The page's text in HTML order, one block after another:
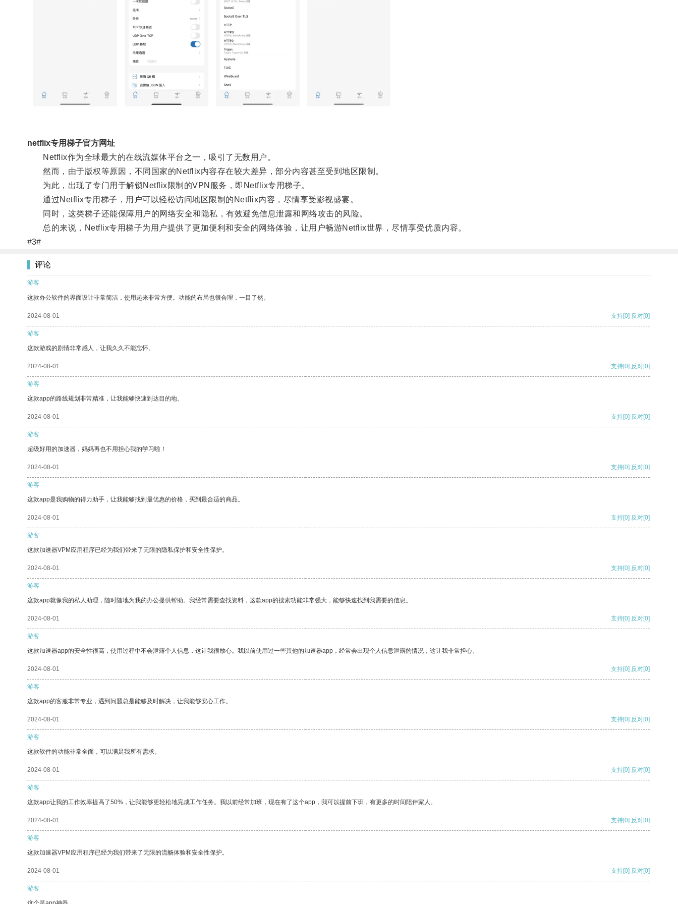
netflix专用梯子官方网址
Netflix作为全球最大的在线流媒体平台之一，吸引了无数用户。
然而，由于版权等原因，不同国家的Netflix内容存在较大差异，部分内容甚至受到地区限制。
为此，出现了专门用于解锁Netflix限制的VPN服务，即Netflix专用梯子。
通过Netflix专用梯子，用户可以轻松访问地区限制的Netflix内容，尽情享受影视盛宴。
同时，这类梯子还能保障用户的网络安全和隐私，有效避免信息泄露和网络攻击的风险。
总的来说，Netflix专用梯子为用户提供了更加便利和安全的网络体验，让用户畅游Netflix世界，尽情享受优质内容。
#3#
评论
游客
这款办公软件的界面设计非常简洁，使用起来非常方便。功能的布局也很合理，一目了然。
2024-08-01 支持[0] 反对[0]
游客
这款游戏的剧情非常感人，让我久久不能忘怀。
2024-08-01 支持[0] 反对[0]
游客
这款app的路线规划非常精准，让我能够快速到达目的地。
2024-08-01 支持[0] 反对[0]
游客
超级好用的加速器，妈妈再也不用担心我的学习啦！
2024-08-01 支持[0] 反对[0]
游客
这款app是我购物的得力助手，让我能够找到最优惠的价格，买到最合适的商品。
2024-08-01 支持[0] 反对[0]
游客
这款加速器VPM应用程序已经为我们带来了无限的隐私保护和安全性保护。
2024-08-01 支持[0] 反对[0]
游客
这款app就像我的私人助理，随时随地为我的办公提供帮助。我经常需要查找资料，这款app的搜索功能非常强大，能够快速找到我需要的信息。
2024-08-01 支持[0] 反对[0]
游客
这款加速器app的安全性很高，使用过程中不会泄露个人信息，这让我很放心。我以前使用过一些其他的加速器app，经常会出现个人信息泄露的情况，这让我非常担心。
2024-08-01 支持[0] 反对[0]
游客
这款app的客服非常专业，遇到问题总是能够及时解决，让我能够安心工作。
2024-08-01 支持[0] 反对[0]
游客
这款软件的功能非常全面，可以满足我所有需求。
2024-08-01 支持[0] 反对[0]
游客
这款app让我的工作效率提高了50%，让我能够更轻松地完成工作任务。我以前经常加班，现在有了这个app，我可以提前下班，有更多的时间陪伴家人。
2024-08-01 支持[0] 反对[0]
游客
这款加速器VPM应用程序已经为我们带来了无限的流畅体验和安全性保护。
2024-08-01 支持[0] 反对[0]
游客